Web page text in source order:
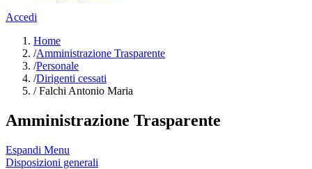
Accedi
Home
/Amministrazione Trasparente
/Personale
/Dirigenti cessati
/Falchi Antonio Maria
Amministrazione Trasparente
Espandi Menu
Disposizioni generali